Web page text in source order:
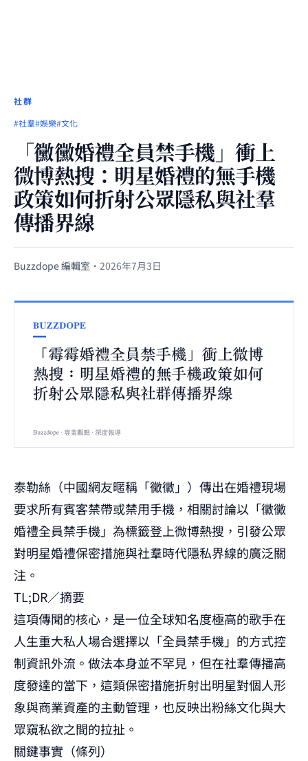
社群
#社羣#娛樂#文化
「黴黴婚禮全員禁手機」衝上
微博熱搜：明星婚禮的無手機
政策如何折射公眾隱私與社羣
傳播界線
Buzzdope 編輯室 · 2026年7月3日
泰勒絲（中國網友暱稱「黴黴」）傳出在婚禮現場
要求所有賓客禁帶或禁用手機，相關討論以「黴黴
婚禮全員禁手機」為標籤登上微博熱搜，引發公眾
對明星婚禮保密措施與社羣時代隱私界線的廣泛關
注。
TL;DR／摘要
這項傳聞的核心，是一位全球知名度極高的歌手在
人生重大私人場合選擇以「全員禁手機」的方式控
制資訊外流。做法本身並不罕見，但在社羣傳播高
度發達的當下，這類保密措施折射出明星對個人形
象與商業資產的主動管理，也反映出粉絲文化與大
眾窺私欲之間的拉扯。
關鍵事實（條列）